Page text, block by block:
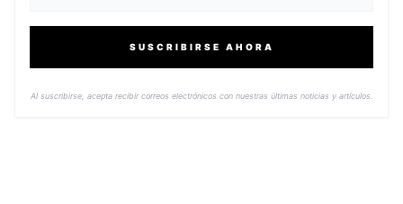
SUSCRIBIRSE AHORA
Al suscribirse, acepta recibir correos electrónicos con nuestras últimas noticias y artículos.